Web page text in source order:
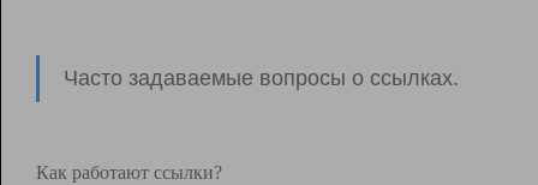
Часто задаваемые вопросы о ссылках.
Как работают ссылки?